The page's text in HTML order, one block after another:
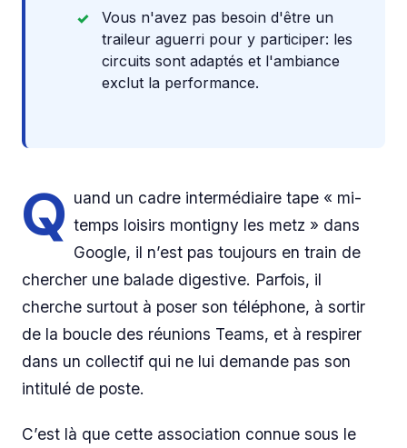
Vous n'avez pas besoin d'être un
traileur aguerri pour y participer: les
circuits sont adaptés et l'ambiance
exclut la performance.
Q uand un cadre intermédiaire tape « mi-
temps loisirs montigny les metz » dans
Google, il n’est pas toujours en train de
chercher une balade digestive. Parfois, il
cherche surtout à poser son téléphone, à sortir
de la boucle des réunions Teams, et à respirer
dans un collectif qui ne lui demande pas son
intitulé de poste.
C’est là que cette association connue sous le